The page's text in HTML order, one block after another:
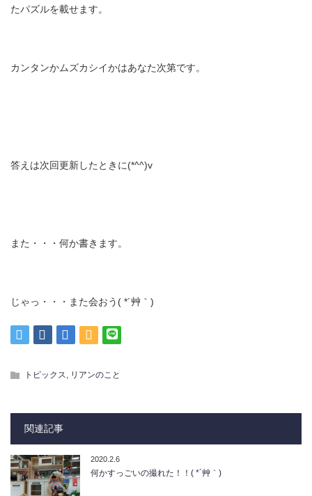
たパズルを載せます。
カンタンかムズカシイかはあなた次第です。
答えは次回更新したときに(*^^)v
また・・・何か書きます。
じゃっ・・・また会おう( *´艸｀)
トピックス リアンのこと
関連記事
2020.2.6
何かすっごいの撮れた！！( *´艸｀)